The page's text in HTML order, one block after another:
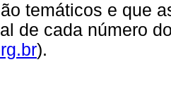
temáticos e que
de cada número
).